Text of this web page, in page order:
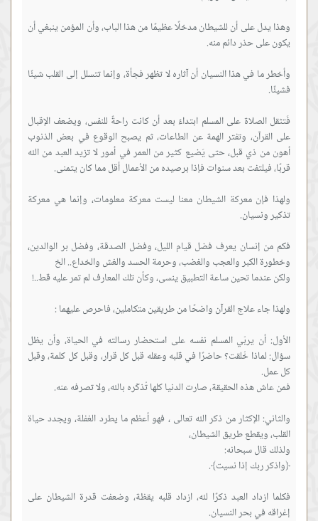
وهذا يدل على أن للشيطان مدخلًا عظيمًا من هذا الباب، وأن المؤمن ينبغي أن
وأخطر ما في هذا النسيان أن آثاره لا تظهر فجأة، وإنما تتسلل إلى القلب شيئًا
فَتثقل الصلاة على المسلم ابتداءً بعد أن كانت راحةً للنفس، ويضعف الإقبال
على القرآن، وتفتر الهمة عن الطاعات، ثم يصبح الوقوع في بعض الذنوب
أهون من ذي قبل، حتى يَضيع كثير من العمر في أمور لا تزيد العبد من الله
ولهذا فإن معركة الشيطان معنا ليست معركة معلومات، وإنما هي معركة
فكم من إنسان يعرف فضل قيام الليل، وفضل الصدقة، وفضل بر الوالدين،
الأول: أن يربّي المسلم نفسه على استحضار رسالته في الحياة، وأن يظل
سؤال: لماذا خُلقت؟ حاضرًا في قلبه وعقله قبل كل قرار، وقبل كل كلمة، وقبل
والثاني: الإكثار من ذكر الله تعالى ، فهو أعظم ما يطرد الغفلة، ويجدد حياة
فكلما ازداد العبد ذكرًا لله، ازداد قلبه يقظة، وضعفت قدرة الشيطان على